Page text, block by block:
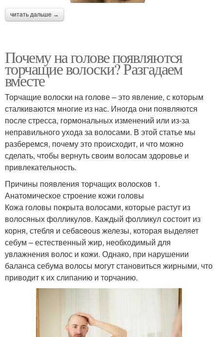
читать дальше →
Почему на голове появляются
торчащие волоски? Разгадаем
вместе
Торчащие волоски на голове – это явление, с которым
сталкиваются многие из нас. Иногда они появляются
после стресса, гормональных изменений или из-за
неправильного ухода за волосами. В этой статье мы
разберемся, почему это происходит, и что можно
сделать, чтобы вернуть своим волосам здоровье и
привлекательность.
Причины появления торчащих волосков 1.
Анатомическое строение кожи головы
Кожа головы покрыта волосами, которые растут из
волосяных фолликулов. Каждый фолликул состоит из
корня, стебля и себaceous железы, которая выделяет
себум – естественный жир, необходимый для
увлажнения волос и кожи. Однако, при нарушении
баланса себума волосы могут становиться жирными, что
приводит к их слипанию и торчанию.